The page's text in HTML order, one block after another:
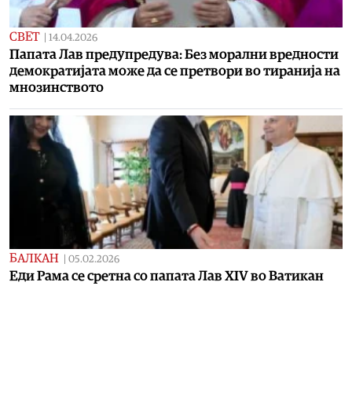
СВЕТ 14.04.2026
Папата Лав предупредува: Без морални вредности
демократијата може да се претвори во тиранија на
мнозинството
БАЛКАН 05.02.2026
Еди Рама се сретна со папата Лав XIV во Ватикан